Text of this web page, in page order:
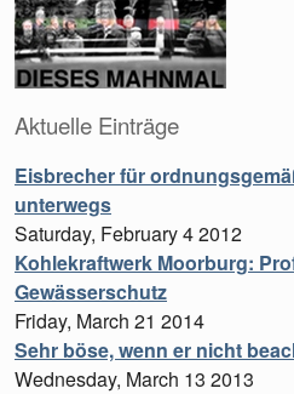
Aktuelle Einträge
Eisbrecher für
unterwegs
Saturday, February 4 2012
Kohlekraftwerk Moorburg:
Gewässerschutz
Friday, March 21 2014
Sehr böse, wenn er nicht
Wednesday, March 13 2013